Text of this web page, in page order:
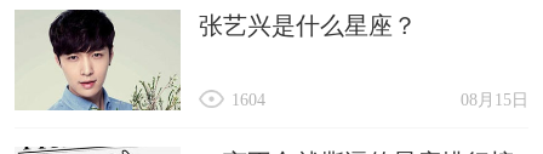
张艺兴是什么星座？
08月15日
1604